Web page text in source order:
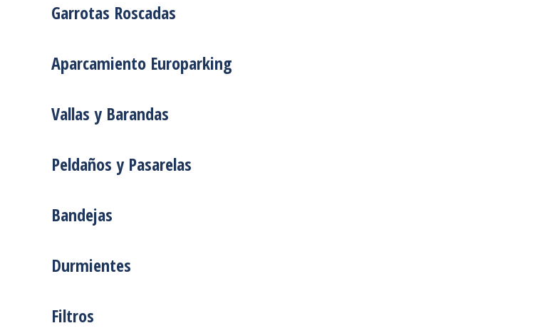
Garrotas Roscadas
Aparcamiento Europarking
Vallas y Barandas
Peldaños y Pasarelas
Bandejas
Durmientes
Filtros